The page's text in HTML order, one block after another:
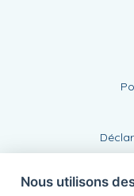
Nous utilisons